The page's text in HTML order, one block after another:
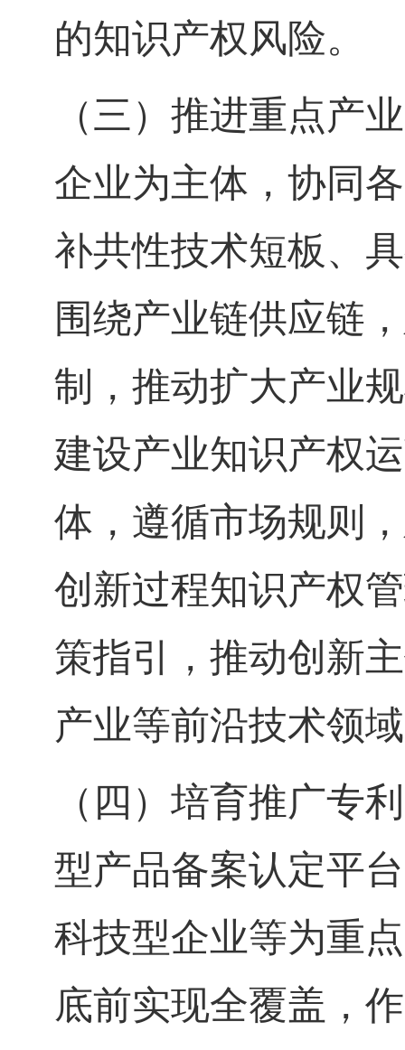
的知识产权风险。
（三）推进重点产
企业为主体，协同
补共性技术短板、
围绕产业链供应链
制，推动扩大产业
建设产业知识产权
体，遵循市场规则
创新过程知识产权
策指引，推动创新
产业等前沿技术领
（四）培育推广专
型产品备案认定平
科技型企业等为重
底前实现全覆盖，